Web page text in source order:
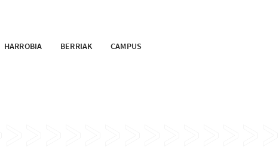
HARROBIA BERRIAK CAMPUS